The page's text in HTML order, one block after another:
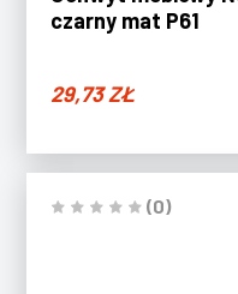
czarny mat P61
29,73ZŁ
(0)